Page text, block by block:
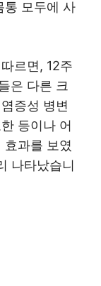
통 모두에 사
르면, 12주
은 다른 크
증성 병변
등이나 어
과를 보였
나타났습니